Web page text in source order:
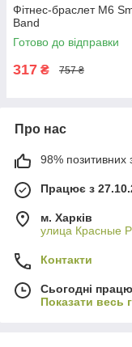
Фітнес-браслет M6
Band
Готово до відправки
317 ₴ 757 ₴
Про нас
98% позитивних
Працює з
м. Харків
улица Красные
Контакти
Сьогодні
Показати весь